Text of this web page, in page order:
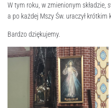
W tym roku, w zmienionym składzie,
a po każdej Mszy Św. uraczył krótkim
Bardzo dziękujemy.